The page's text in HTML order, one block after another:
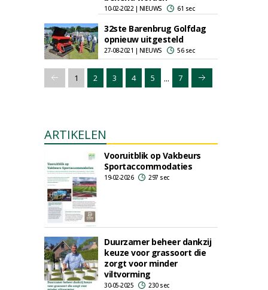
10-02-2022 | NIEUWS 61 sec
32ste Barenbrug Golfdag
opnieuw uitgesteld
27-08-2021 | NIEUWS 56 sec
1 2 3 4 5 ... 7
ARTIKELEN
Vooruitblik op Vakbeurs
Sportaccommodaties
19-02-2026 297 sec
Duurzamer beheer dankzij
keuze voor grassoort die
zorgt voor minder
viltvorming
30-05-2025 230 sec